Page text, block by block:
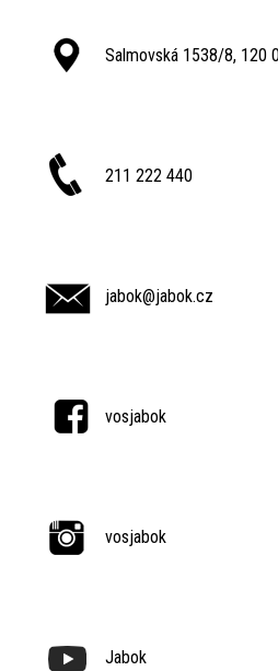
Salmovská 1538/8, 120
211 222 440
jabok@jabok.cz
vosjabok
vosjabok
Jabok